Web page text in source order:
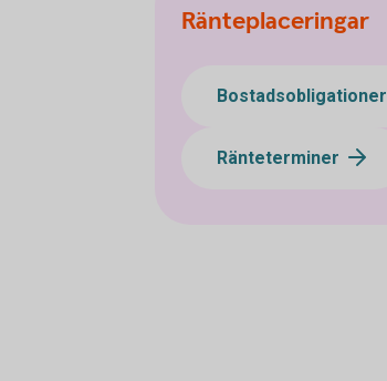
Ränteplaceringar
Bostadsobligationer
Ränteterminer